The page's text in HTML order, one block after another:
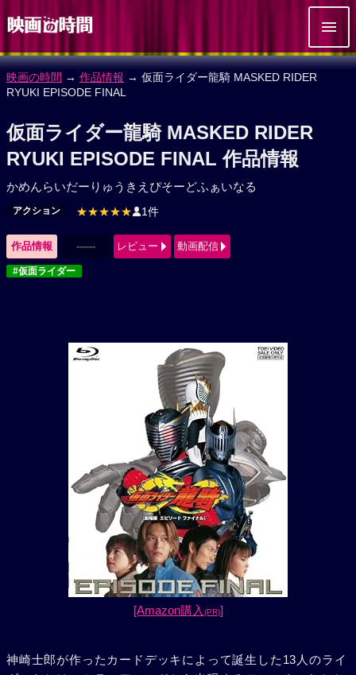
映画の時間 → 作品情報 → 仮面ライダー龍騎 MASKED RIDER
RYUKI EPISODE FINAL
仮面ライダー龍騎 MASKED RIDER
RYUKI EPISODE FINAL 作品情報
かめんらいだーりゅうきえぴそーどふぁいなる
アクション ★★★★★ 1件
作品情報 ------ レビュー 動画配信
#仮面ライダー
[Amazon購入 (PR)]
神崎士郎が作ったカードデッキによって誕生した13人のライ